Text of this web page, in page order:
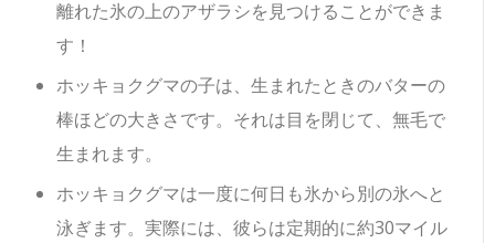
離れた氷の上のアザラシを見つけることができま
す！
ホッキョクグマの子は、生まれたときのバターの
棒ほどの大きさです。それは目を閉じて、無毛で
生まれます。
ホッキョクグマは一度に何日も氷から別の氷へと
泳ぎます。実際には、彼らは定期的に約30マイル